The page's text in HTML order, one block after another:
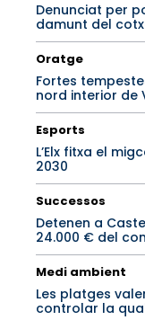
Denunciat per
damunt del
Oratge
Fortes
nord interior de
Esports
L’Elx fitxa el
2030
Successos
Detenen a
24.000 € del
Medi ambient
Les platges
controlar la